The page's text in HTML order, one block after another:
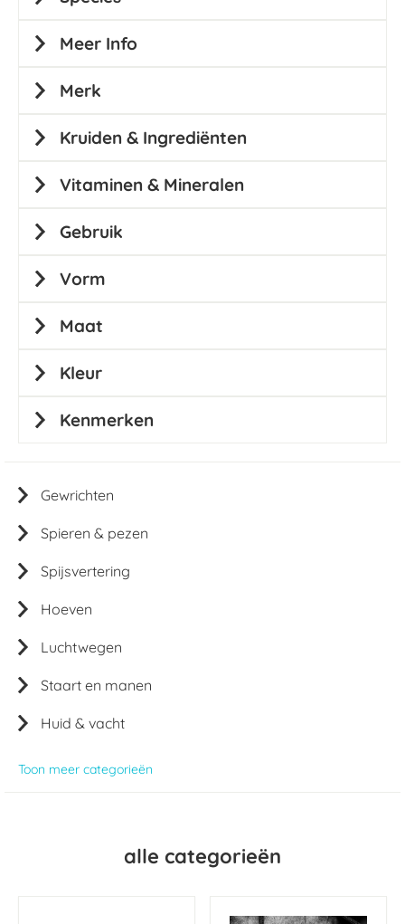
alle categorieën
Gewrichten
Spieren & pezen
Spijsvertering
Hoeven
Luchtwegen
Staart en manen
Huid & vacht
Toon meer categorieën
Meer Info
Merk
Kruiden & Ingrediënten
Vitaminen & Mineralen
Gebruik
Vorm
Maat
Kleur
Kenmerken